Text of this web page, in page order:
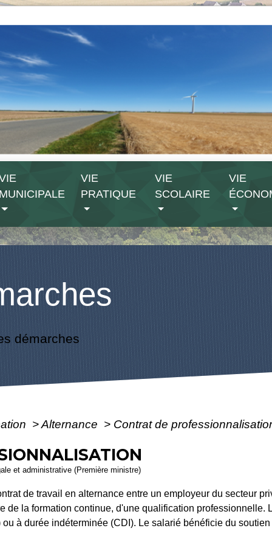
MUNICIPALE
VIE
PRATIQUE
VIE
SCOLAIRE
VIE
démarches
>Alternance > Contrat de
et administrative (Première ministre)
de travail en alternance entre un employeur du secteur
de la formation continue, d'une qualification professionnelle.
à durée indéterminée (CDI). Le salarié bénéficie du soutien